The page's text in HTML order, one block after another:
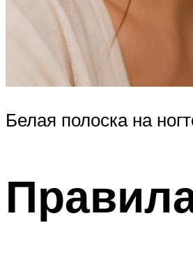
Белая полоска на